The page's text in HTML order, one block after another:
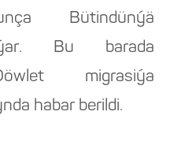
Bütindünýä
Bu barada
migrasiýa
habar berildi.